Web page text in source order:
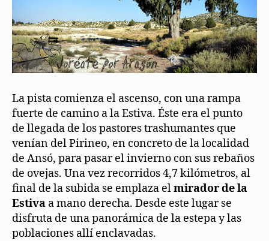
La pista comienza el ascenso, con una rampa
fuerte de camino a la Estiva. Éste era el punto
de llegada de los pastores trashumantes que
venían del Pirineo, en concreto de la localidad
de Ansó, para pasar el invierno con sus rebaños
de ovejas. Una vez recorridos 4,7 kilómetros, al
final de la subida se emplaza elmirador de la
Estiva a mano derecha. Desde este lugar se
disfruta de una panorámica de la estepa y las
poblaciones allí enclavadas.